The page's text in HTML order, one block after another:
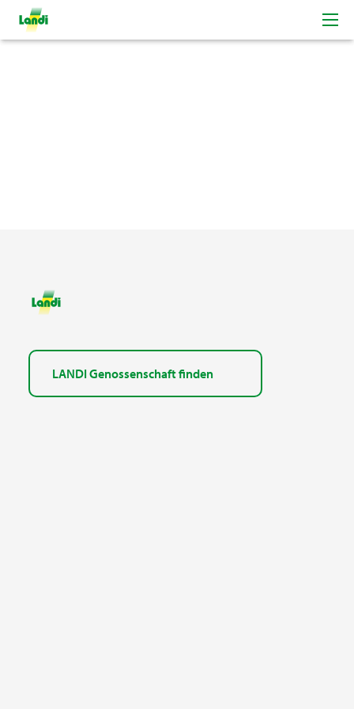
LANDI Genossenschaft finden